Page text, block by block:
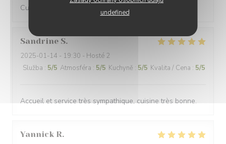
undefined
Cuisine excellente et service parfait !
Sandrine S
2025-01-14 - 19:30 - Hosté 2
Služba : 5/5 Atmosféra : 5/5 Kuchyně : 5/5 Kvalita / Cena : 5/5
Accueil et service très sympathique, cuisine très bonne.
Yannick R